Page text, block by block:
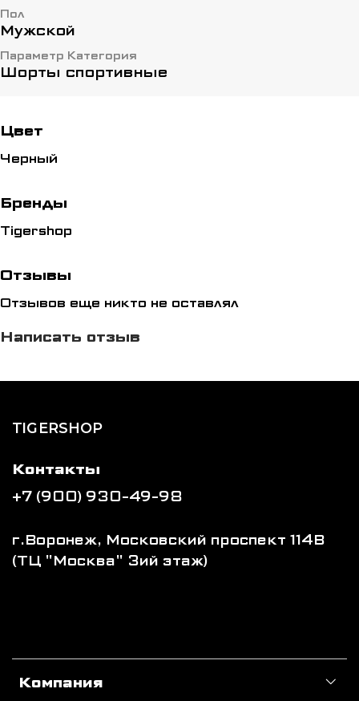
Пол
Мужской
Параметр Категория
Шорты спортивные
Цвет
Черный
Бренды
Tigershop
Отзывы
Отзывов еще никто не оставлял
Написать отзыв
TIGERSHOP
Компания
Контакты
+7 (900) 930-49-98
г.Воронеж, Московский проспект 114В
(ТЦ "Москва" 3ий этаж)